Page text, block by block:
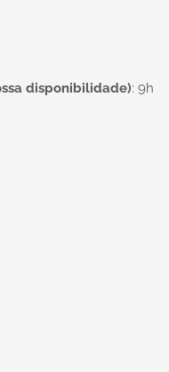
disponibilidade): 9h